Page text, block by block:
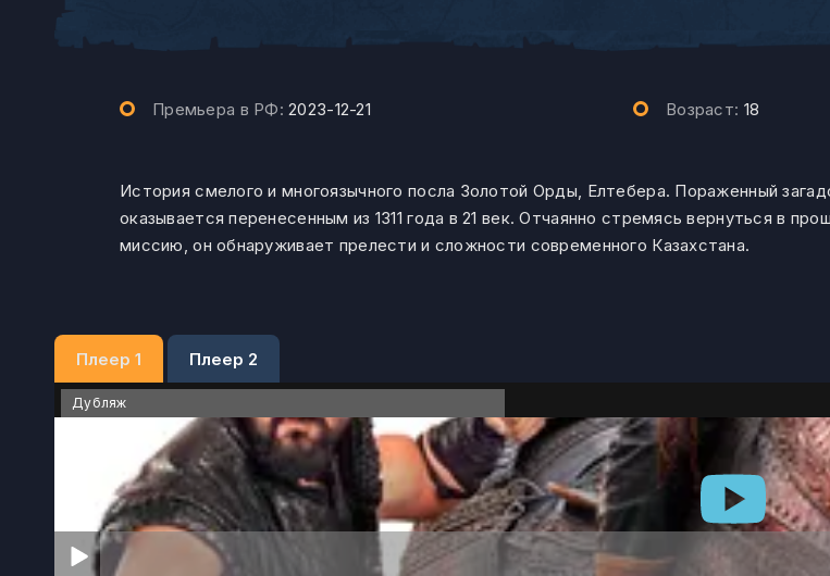
Премьера в РФ:2023-12-21 Возраст: 18
История смелого и многоязычного посла Золотой Орды, Елтебера. Пораженный
оказывается перенесенным из 1311 года в 21 век. Отчаянно стремясь вернуться в
миссию, он обнаруживает прелести и сложности современного Казахстана.
Плеер 1 Плеер 2
Дубляж